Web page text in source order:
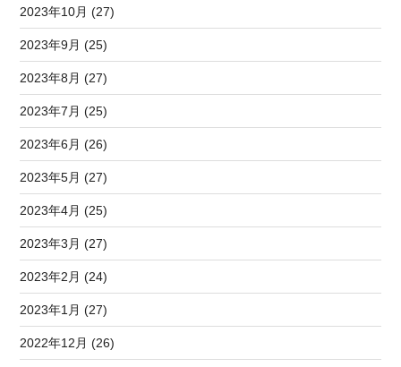
2023年10月 (27)
2023年9月 (25)
2023年8月 (27)
2023年7月 (25)
2023年6月 (26)
2023年5月 (27)
2023年4月 (25)
2023年3月 (27)
2023年2月 (24)
2023年1月 (27)
2022年12月 (26)